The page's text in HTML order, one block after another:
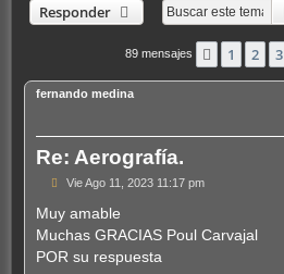
Responder
89 mensajes Anterior
1 2 3
fernando medina
Re: Aerografía.
M
n
s
a
j
e
Vie Ago 11, 2023 11:17 pm
Muy amable
Muchas GRACIAS Poul Carvajal
POR su respuesta